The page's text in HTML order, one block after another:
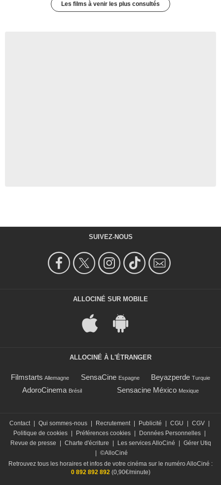
Les films à venir les plus consultés
SUIVEZ-NOUS
ALLOCINÉ SUR MOBILE
ALLOCINÉ À L'ÉTRANGER
Filmstarts Allemagne SensaCine Espagne Beyazperde Turquie
AdoroCinema Brésil Sensacine México Mexique
Contact Qui sommes-nous Recrutement Publicité CGU CGV
Politique de cookies
Préférences cookies Données Personnelles
Revue de presse
Charte d'écriture Les services AlloCiné
Gérer Utiq
©AlloCiné
Retrouvez tous les horaires et infos de votre cinéma sur le numéro AlloCiné :
0 892 892 892(0,90€/minute)